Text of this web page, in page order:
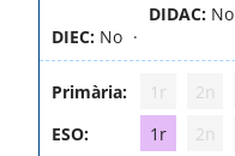
DIEC: No
DIDAC: No
Primària: 1r 2n
ESO:
1r 2n